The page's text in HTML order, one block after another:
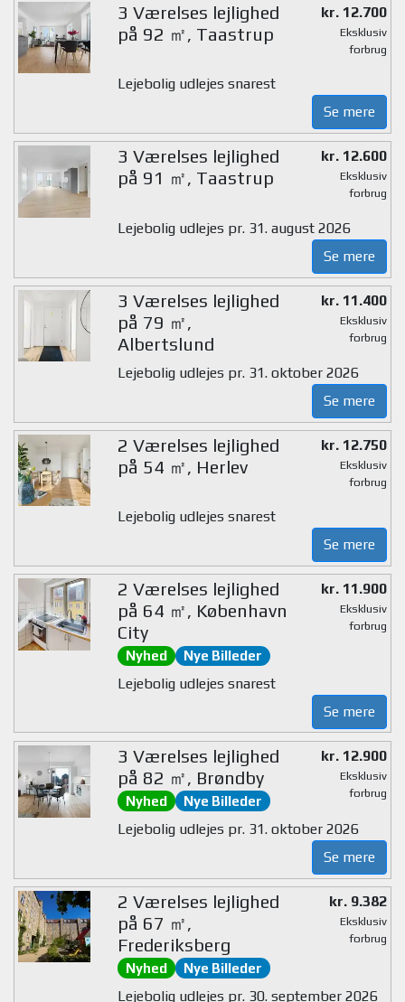
3 Værelses lejlighed
på 92 ㎡, Taastrup
kr. 12.700
Eksklusiv
forbrug
Lejebolig udlejes snarest
Se mere
3 Værelses lejlighed
på 91 ㎡, Taastrup
kr. 12.600
Eksklusiv
forbrug
Lejebolig udlejes pr. 31. august 2026
Se mere
3 Værelses lejlighed
på 79 ㎡,
Albertslund
kr. 11.400
Eksklusiv
forbrug
Lejebolig udlejes pr. 31. oktober 2026
Se mere
2 Værelses lejlighed
på 54 ㎡, Herlev
kr. 12.750
Eksklusiv
forbrug
Lejebolig udlejes snarest
Se mere
2 Værelses lejlighed
på 64 ㎡, København
City
Nyhed Nye Billeder
kr. 11.900
Eksklusiv
forbrug
Lejebolig udlejes snarest
Se mere
3 Værelses lejlighed
på 82 ㎡, Brøndby
Nyhed Nye Billeder
kr. 12.900
Eksklusiv
forbrug
Lejebolig udlejes pr. 31. oktober 2026
Se mere
2 Værelses lejlighed
på 67 ㎡,
Frederiksberg
Nyhed Nye Billeder
kr. 9.382
Eksklusiv
forbrug
Lejebolig udlejes pr. 30. september 2026